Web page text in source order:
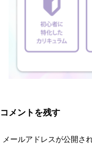
コメントを残す
メールアドレスが公開さ